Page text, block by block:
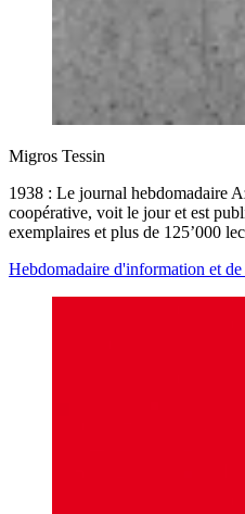
Migros Tessin
1938 : Le journal hebdomadaire
coopérative, voit le jour et est
exemplaires et plus de 125’000
Hebdomadaire d'information et